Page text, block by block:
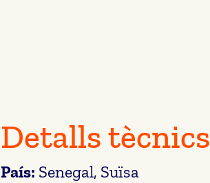
Detalls tècnics
País: Senegal, Suïsa